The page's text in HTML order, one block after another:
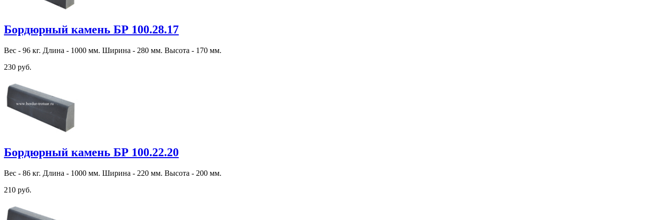
Бордюрный камень БР 100.28.17
Вес - 96 кг. Длина - 1000 мм. Ширина - 280 мм. Высота - 170 мм.
230 руб.
Бордюрный камень БР 100.22.20
Вес - 86 кг. Длина - 1000 мм. Ширина - 220 мм. Высота - 200 мм.
210 руб.